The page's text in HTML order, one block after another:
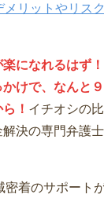
メリットやリス
になれるはず
けで、なんと
！ イチオシの
決の専門弁護
密着のサポート